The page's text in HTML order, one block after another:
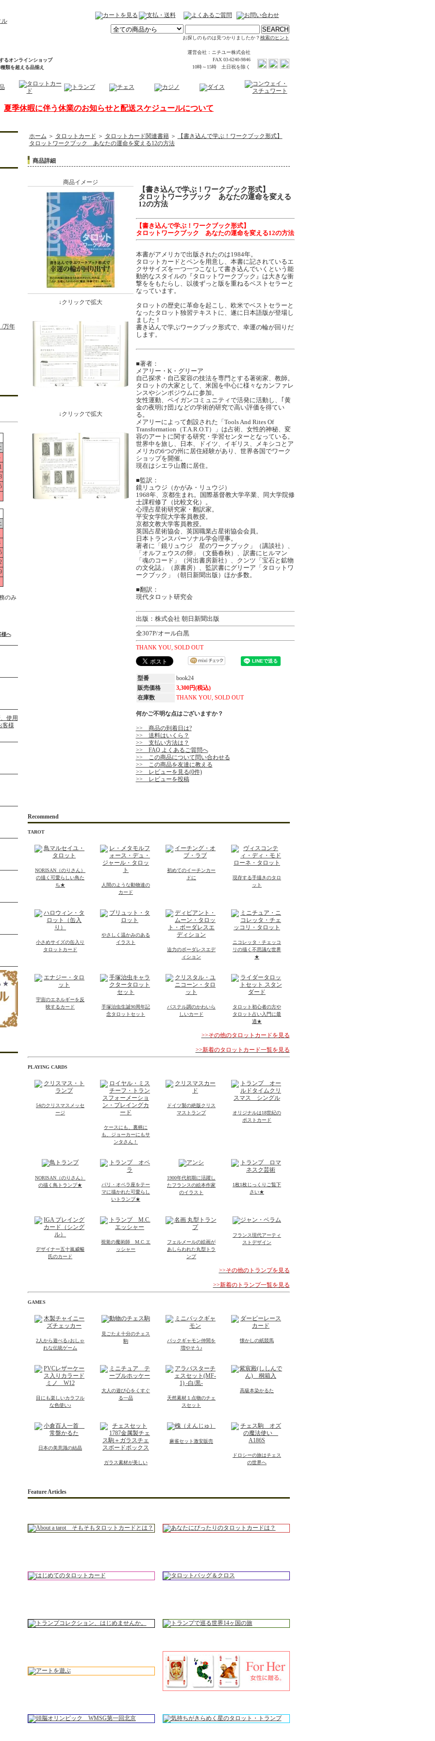
お探しのものは見つかりましたか？検索のヒント
運営会社：ニチユー株式会社
FAX 03-6240-9846
10時～15時 土日祝を除く
るオンラインショップ
類を超える品揃え
夏季休暇に伴う休業のお知らせと配送スケジュールについて
/万年
のみ
様へ
ホーム ＞ タロットカード ＞ タロットカード関連書籍＞
【書き込んで学ぶ！ワークブック形式】
タロットワークブック あなたの運命を変える12の方法
商品詳細
商品イメージ
↓クリックで拡大
↓クリックで拡大
【書き込んで学ぶ！ワークブック形式】
タロットワークブック あなたの運命を変える
12の方法
【書き込んで学ぶ！ワークブック形式】
タロットワークブック あなたの運命を変える12の方法
本書がアメリカで出版されたのは1984年。
タロットカードとペンを用意し、本書に記されているエ
クササイズを一つ一つこなして書き込んでいくという能
動的なスタイルの『タロットワークブック』は大きな衝
撃ををもたらし、以後ずっと版を重ねるベストセラーと
なっています。
タロットの歴史に革命を起こし、欧米でベストセラーと
なったタロット独習テキストに、遂に日本語版が登場し
ました！
書き込んで学ぶワークブック形式で、幸運の輪が回りだ
します。
■著者：
メアリー・K・グリーア
自己探求・自己変容の技法を専門とする著術家、教師。
タロットの大家として、米国を中心に様々なカンファレ
ンスやシンポジウムに参加。
女性運動、ペイガンコミュニティで活発に活動し、｢黄
金の夜明け団｣などの学術的研究で高い評価を得てい
る。
メアリーによって創設された「Tools And Rites Of
Transformation（T.A.R.O.T）」は占術、女性的神秘、変
容のアートに関する研究・学習センターとなっている。
世界中を旅し、日本、ドイツ、イギリス、メキシコとア
メリカの6つの州に居住経験があり、世界各国でワーク
ショップを開催。
現在はシエラ山麓に居住。
■監訳：
鏡リュウジ（かがみ・リュウジ）
1968年、京都生まれ。国際基督教大学卒業、同大学院修
士課程修了（比較文化）。
心理占星術研究家・翻訳家。
平安女学院大学客員教授。
京都文教大学客員教授。
英国占星術協会、英国職業占星術協会会員。
日本トランスパーソナル学会理事。
著者に「鏡リュウジ 星のワークブック」（講談社）、
「オルフェウスの卵」（文藝春秋）、訳書にヒルマン
「魂のコード」（河出書房新社）、クンツ「宝石と鉱物
の文化誌」（原書房）、監訳書にグリーア「タロットワ
ークブック」（朝日新聞出版）ほか多数。
■翻訳：
現代タロット研究会
出版：株式会社 朝日新聞出版
全307P/オール白黒
THANK YOU, SOLD OUT
型番
book24
販売価格
3,300円(税込)
在庫数
THANK YOU, SOLD OUT
何かご不明な点はございますか？
>> 商品の到着日は?
>> 送料はいくら？
>> 支払い方法は？
>> FAQ よくあるご質問へ
>> この商品について問い合わせる
>> この商品を友達に教える
>> レビューを見る(0件)
>> レビューを投稿
Recommend
TAROT
NORISAN（のりさん）
の描く可愛らしい鳥た
ち★
人間のような動物達の
カード
初めてのイーチンカー
ドに
現存する手描きのタロ
ット
小さめサイズの缶入り
タロットカード
やさしく温かみのある
イラスト
迫力のボーダレスエデ
ィション
ニコレッタ・チェッコ
リの描く不思議な世界
★
宇宙のエネルギーを反
映するカード
手塚治虫生誕90周年記
念タロットセット
パステル調のかわいら
しいカード
タロット初心者の方や
タロット占い入門に最
適★
>>その他のタロットカードを見る
>>新着のタロットカード一覧を見る
PLAYING CARDS
54のクリスマスメッセ
ージ
ケースにも、裏柄に
も、ジョーカーにもサ
ンタさん！
ドイツ製の絶版クリス
マストランプ
オリジナルは18世紀の
ポストカード
NORISAN（のりさん）
の描く鳥トランプ★
パリ・オペラ座をテー
マに描かれた可愛らし
いトランプ★
1900年代初期に活躍し
たフランスの絵本作家
のイラスト
1枚1枚じっくりご覧下
さい★
デザイナー五十嵐威暢
氏のカード
視覚の魔術師 M.C.エ
ッシャー
フェルメールの絵画が
あしらわれた丸型トラ
ンプ
フランス現代アーティ
ストデザイン
>>その他のトランプを見る
>>新着のトランプ一覧を見る
GAMES
2人から遊べる♪おしゃ
れな伝統ゲーム
見ごたえ十分のチェス
駒
バックギャモン仲間を
増やそう♪
懐かしの紙競馬
目にも楽しいカラフル
な色使い♪
大人の遊び心をくすぐ
る一品
天然素材１点物のチェ
スセット
高級本染かるた
日本の美意識の結晶
ガラス素材が美しい
麻雀セット激安販売
ドロシーの旅はチェス
の世界へ
Feature Articles